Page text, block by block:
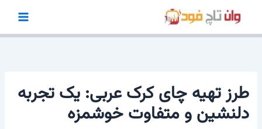
محتوا
طرز تهیه چای کرک عربی: یک تجربه
دلنشین و متفاوت خوشمزه